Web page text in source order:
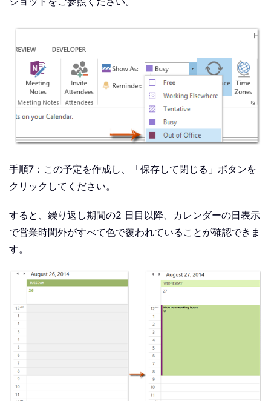
手順7：この予定を作成し、「保存して閉じる」ボタンを
クリックしてください。
すると、繰り返し期間の2 日目以降、カレンダーの日表示
で営業時間外がすべて色で覆われていることが確認できま
す。